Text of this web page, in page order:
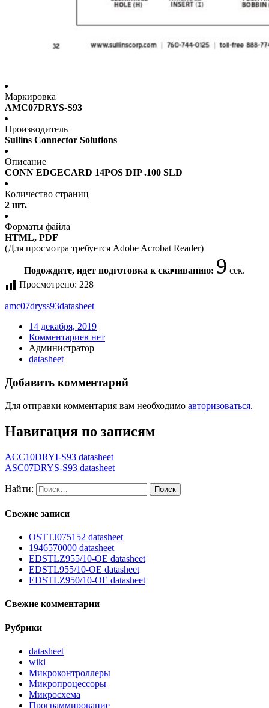
Маркировка
AMC07DRYS-S93
Производитель
Sullins Connector Solutions
Описание
CONN EDGECARD 14POS DIP .100 SLD
Количество страниц
2 шт.
Форматы файла
HTML, PDF
(Для просмотра требуется Adobe Acrobat Reader)
Подождите, идет подготовка к скачиванию: 9 сек.
Просмотрено: 228
amc07dryss93datasheet
14 декабря, 2019
Комментариев нет
Администратор
datasheet
Добавить комментарий
Для отправки комментария вам необходимо авторизоваться.
Навигация по записям
ACC10DRYI-S93 datasheet
ASC07DRYS-S93 datasheet
Найти:
Свежие записи
OSTTJ075152 datasheet
1946570000 datasheet
EDSTLZ955/10-OE datasheet
EDSTL955/10-OE datasheet
EDSTLZ950/10-OE datasheet
Свежие комментарии
Рубрики
datasheet
wiki
Микроконтроллеры
Микропроцессоры
Микросхема
Программирование